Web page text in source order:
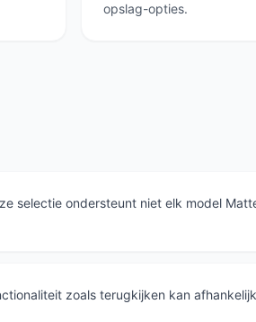
opslag-opties.
selectie ondersteunt niet elk model
zoals terugkijken kan